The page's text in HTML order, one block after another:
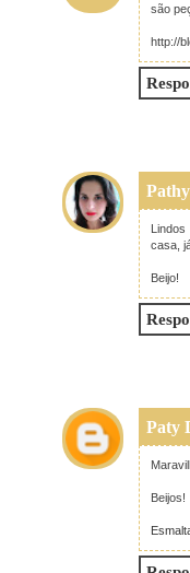
são
http://
casa,
Beijo!
Paty
Beijos!